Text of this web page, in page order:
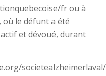
fr ou à
où le défunt a été
et dévoué, durant
societealzheimerlaval/